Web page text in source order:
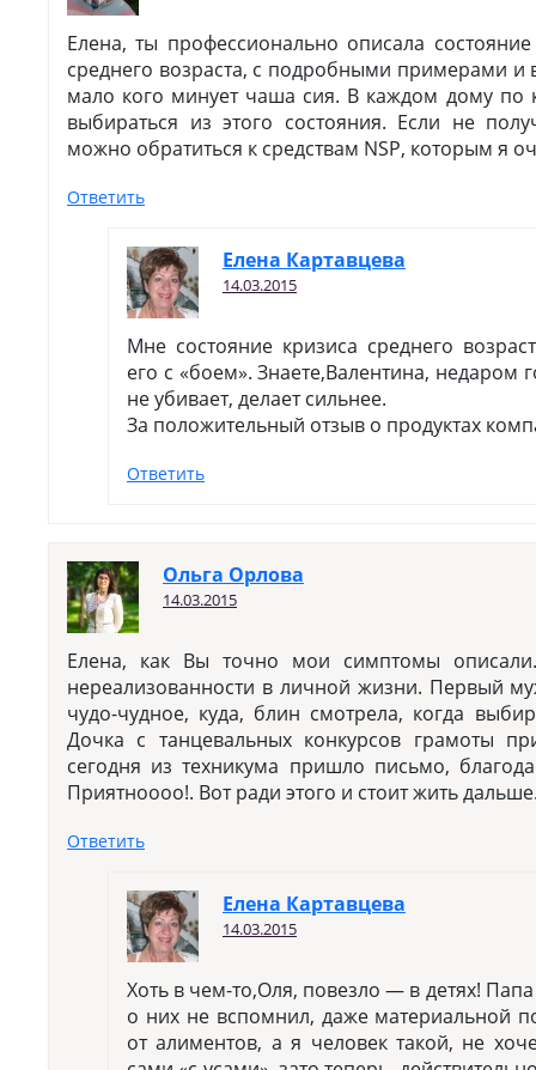
Елена, ты профессионально описала
среднего возраста, с подробными примерами
мало кого минует чаша сия. В каждом дому по
выбираться из этого состояния. Если не
можно обратиться к средствам NSP, которым я
Ответить
Елена Картавцева
14.03.2015
Мне состояние кризиса среднего
его с «боем». Знаете,Валентина, недаром
не убивает, делает сильнее.
За положительный отзыв о продуктах
Ответить
Ольга Орлова
14.03.2015
Елена, как Вы точно мои симптомы
нереализованности в личной жизни. Первый
чудо-чудное, куда, блин смотрела, когда
Дочка с танцевальных конкурсов грамоты
сегодня из техникума пришло письмо,
Приятноооо!. Вот ради этого и стоит жить
Ответить
Елена Картавцева
14.03.2015
Хоть в чем-то,Оля, повезло — в детях!
о них не вспомнил, даже материальной
от алиментов, а я человек такой, не